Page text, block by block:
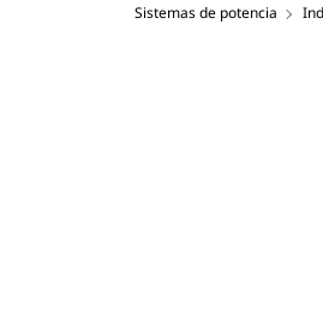
Sistemas de potencia